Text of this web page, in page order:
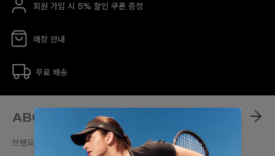
회원 가입 시 5% 할인 쿠폰 증정
매장 안내
무료 배송
ABOUT
브랜드스토리